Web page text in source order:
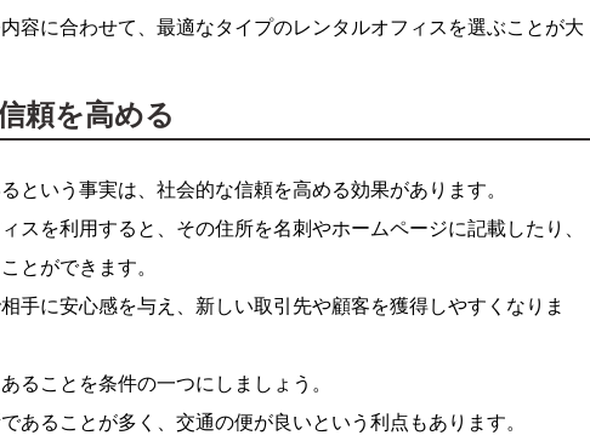
容に合わせて、最適なタイプのレンタルオフィスを選ぶことが大
頼を高める
という事実は、社会的な信頼を高める効果があります。
スを利用すると、その住所を名刺やホームページに記載したり、
とができます。
手に安心感を与え、新しい取引先や顧客を獲得しやすくなりま
ることを条件の一つにしましょう。
あることが多く、交通の便が良いという利点もあります。